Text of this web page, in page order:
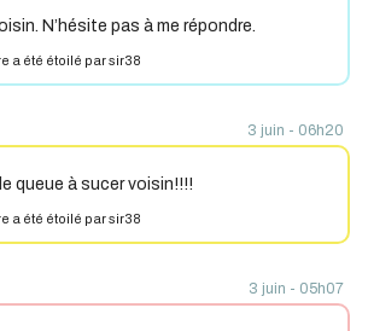
N’hésite pas à me répondre.
a été étoilé par sir38
3 juin - 06h20
queue à sucer voisin!!!!
a été étoilé par sir38
3 juin - 05h07